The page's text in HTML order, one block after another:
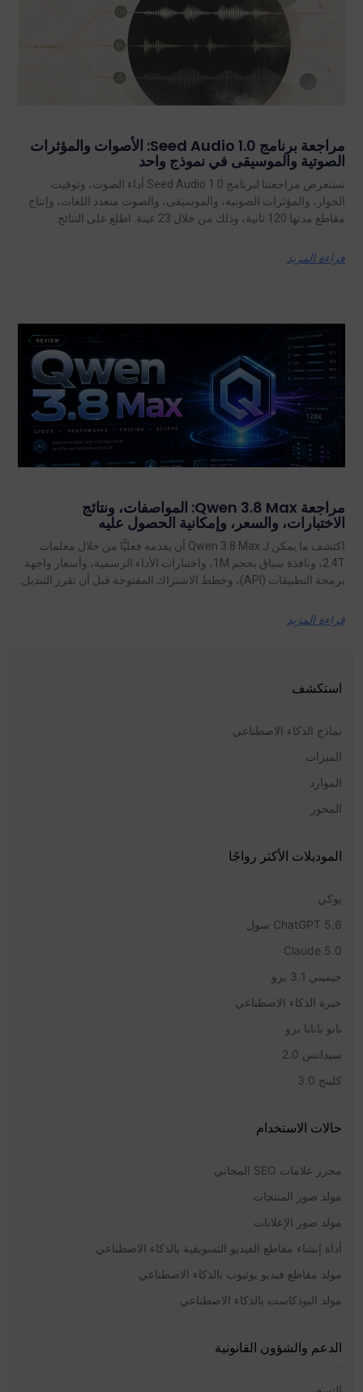
مراجعة برنامج Seed Audio 1.0: الأصوات والمؤثرات
الصوتية والموسيقى في نموذج واحد
تستعرض مراجعتنا لبرنامج Seed Audio 1.0 أداء الصوت، وتوقيت
الحوار، والمؤثرات الصوتية، والموسيقى، والصوت متعدد اللغات، وإنتاج
مقاطع مدتها 120 ثانية، وذلك من خلال 23 عينة. اطلع على النتائج.
قراءة المزيد
مراجعة Qwen 3.8 Max: المواصفات، ونتائج
الاختبارات، والسعر، وإمكانية الحصول عليه
اكتشف ما يمكن لـ Qwen 3.8 Max أن يقدمه فعليًّا من خلال معلمات
2.4T، ونافذة سياق بحجم 1M، واختبارات الأداء الرسمية، وأسعار واجهة
برمجة التطبيقات (API)، وخطط الاشتراك المفتوحة قبل أن تقرر التبديل.
قراءة المزيد
استكشف
نماذج الذكاء الاصطناعي
الميزات
الموارد
المحور
الموديلات الأكثر رواجًا
يوكي
ChatGPT 5.6 سول
Claude 5.0
جيميني 3.1 برو
حيرة الذكاء الاصطناعي
نانو بانانا برو
سيدانس 2.0
كلينج 3.0
حالات الاستخدام
محرر علامات SEO المجاني
مولد صور المنتجات
مولد صور الإعلانات
أداة إنشاء مقاطع الفيديو التسويقية بالذكاء الاصطناعي
مولد مقاطع فيديو يوتيوب بالذكاء الاصطناعي
مولد البودكاست بالذكاء الاصطناعي
الدعم والشؤون القانونية